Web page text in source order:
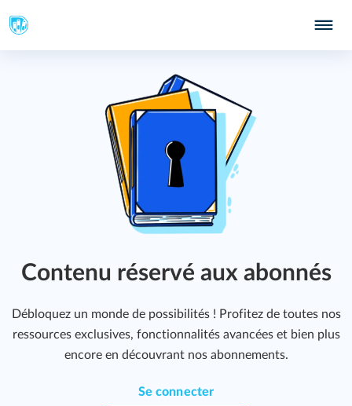
Contenu réservé aux abonnés
Débloquez un monde de possibilités ! Profitez de toutes nos
ressources exclusives, fonctionnalités avancées et bien plus
encore en découvrant nos abonnements.
Se connecter